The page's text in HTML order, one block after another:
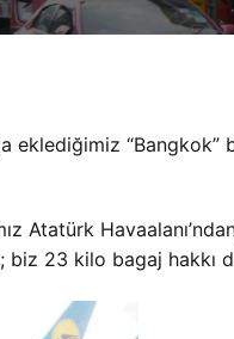
eklediğimiz
Atatürk
biz 23 kilo bagaj